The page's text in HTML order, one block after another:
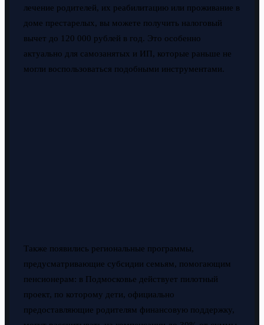
лечение родителей, их реабилитацию или проживание в
доме престарелых, вы можете получить налоговый
вычет до 120 000 рублей в год. Это особенно
актуально для самозанятых и ИП, которые раньше не
могли воспользоваться подобными инструментами.
Также появились региональные программы,
предусматривающие субсидии семьям, помогающим
пенсионерам: в Подмосковье действует пилотный
проект, по которому дети, официально
предоставляющие родителям финансовую поддержку,